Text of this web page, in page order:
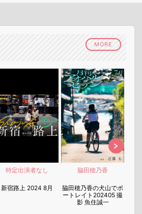
MORE
特定出演者なし
新宿路上 2024 8月
脇田穂乃香
脇田穂乃香の犬山でポ
ートレイト202405 撮
影 魚住誠一